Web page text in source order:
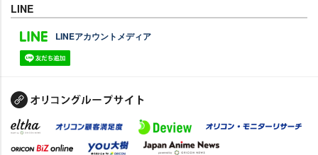
LINE
LINEアカウントメディア